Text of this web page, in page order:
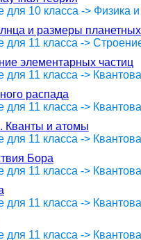
для 10 класса -> Физика
и размеры
для 11 класса ->
элементарных частиц
для 11 класса ->
распада
для 11 класса ->
Кванты и атомы
для 11 класса ->
Бора
для 11 класса ->
для 11 класса ->
для 11 класса ->